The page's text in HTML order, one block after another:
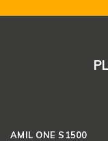
AMIL ONE S1500